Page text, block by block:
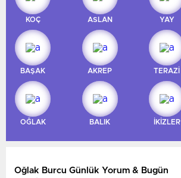
KOÇ ASLAN YAY
BAŞAK AKREP TERAZİ
OĞLAK BALIK İKİZLER
Oğlak Burcu Günlük Yorum & Bugün